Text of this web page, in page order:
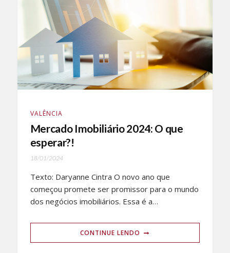
VALÊNCIA
Mercado Imobiliário 2024: O que
esperar?!
18/01/2024
Texto: Daryanne Cintra O novo ano que
começou promete ser promissor para o mundo
dos negócios imobiliários. Essa é a…
CONTINUE LENDO